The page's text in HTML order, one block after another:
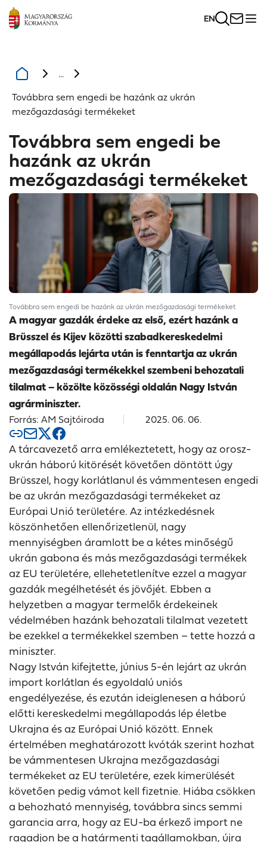
EN
...
Továbbra sem engedi be hazánk az ukrán
mezőgazdasági termékeket
Továbbra sem engedi be
hazánk az ukrán
mezőgazdasági termékeket
Továbbra sem engedi be hazánk az ukrán mezőgazdasági termékeket
A magyar gazdák érdeke az első, ezért hazánk a
Brüsszel és Kijev közötti szabadkereskedelmi
megállapodás lejárta után is fenntartja az ukrán
mezőgazdasági termékekkel szembeni behozatali
tilalmat – közölte közösségi oldalán Nagy István
agrárminiszter.
Forrás: AM Sajtóiroda 2025. 06. 06.
A tárcavezető arra emlékeztetett, hogy az orosz-
ukrán háború kitörését követően döntött úgy
Brüsszel, hogy korlátlanul és vámmentesen engedi
be az ukrán mezőgazdasági termékeket az
Európai Unió területére. Az intézkedésnek
köszönhetően ellenőrizetlenül, nagy
mennyiségben áramlott be a kétes minőségű
ukrán gabona és más mezőgazdasági termékek
az EU területére, ellehetetlenítve ezzel a magyar
gazdák megélhetését és jövőjét. Ebben a
helyzetben a magyar termelők érdekeinek
védelmében hazánk behozatali tilalmat vezetett
be ezekkel a termékekkel szemben – tette hozzá a
miniszter.
Nagy István kifejtette, június 5-én lejárt az ukrán
import korlátlan és egyoldalú uniós
engedélyezése, és ezután ideiglenesen a háború
előtti kereskedelmi megállapodás lép életbe
Ukrajna és az Európai Unió között. Ennek
értelmében meghatározott kvóták szerint hozhat
be vámmentesen Ukrajna mezőgazdasági
termékeket az EU területére, ezek kimerülését
követően pedig vámot kell fizetnie. Hiába csökken
a behozható mennyiség, továbbra sincs semmi
garancia arra, hogy az EU-ba érkező import ne
ragadjon be a határmenti tagállamokban, újra